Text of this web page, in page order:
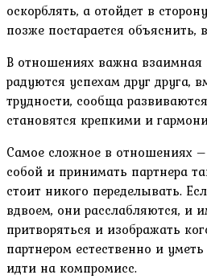
оскорблять, а отойдет в
позже постарается объяснить,
В отношениях важна взаимная
радуются успехам друг друга,
трудности, сообща
становятся крепкими и
Самое сложное в отношениях
собой и принимать партнера
стоит никого переделывать.
вдвоем, они расслабляются, и
притворяться и изображать
партнером естественно и
идти на компромисс.